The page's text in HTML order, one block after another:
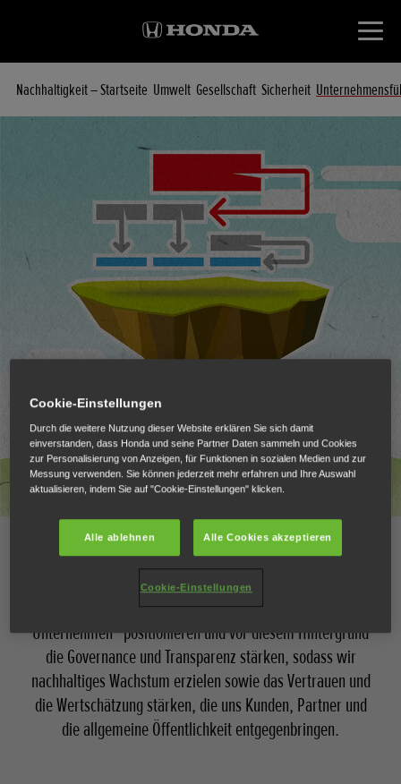
Nachhaltigkeit – Startseite Umwelt Gesellschaft Sicherheit
Governance im Unternehmen
Honda möchte sich als „gesellschaftlich relevantes
Unternehmen“ positionieren und vor diesem Hintergrund
die Governance und Transparenz stärken, sodass wir
nachhaltiges Wachstum erzielen sowie das Vertrauen und
die Wertschätzung stärken, die uns Kunden, Partner und
die allgemeine Öffentlichkeit entgegenbringen.
Cookie-Einstellungen
Durch die weitere Nutzung dieser Website erklären Sie sich damit
einverstanden, dass Honda und seine Partner Daten sammeln und Cookies
zur Personalisierung von Anzeigen, für Funktionen in sozialen Medien und zur
Messung verwenden. Sie können jederzeit mehr erfahren und Ihre Auswahl
aktualisieren, indem Sie auf "Cookie-Einstellungen" klicken.
Alle ablehnen Alle Cookies akzeptieren
Cookie-Einstellungen